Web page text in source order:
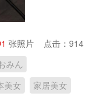
张照片 点击：914
みん
美女
家居美女